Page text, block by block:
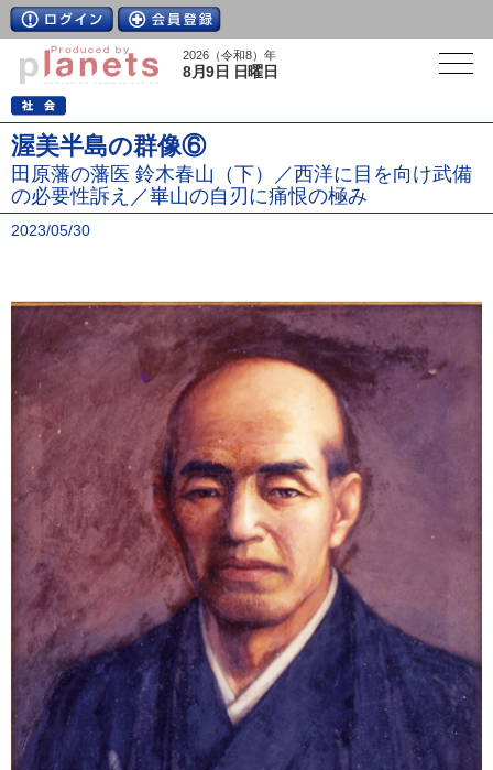
2026（令和8）年
8月9日 日曜日
渥美半島の群像⑥
田原藩の藩医 鈴木春山（下）／西洋に目を向け武備
の必要性訴え／崋山の自刃に痛恨の極み
2023/05/30